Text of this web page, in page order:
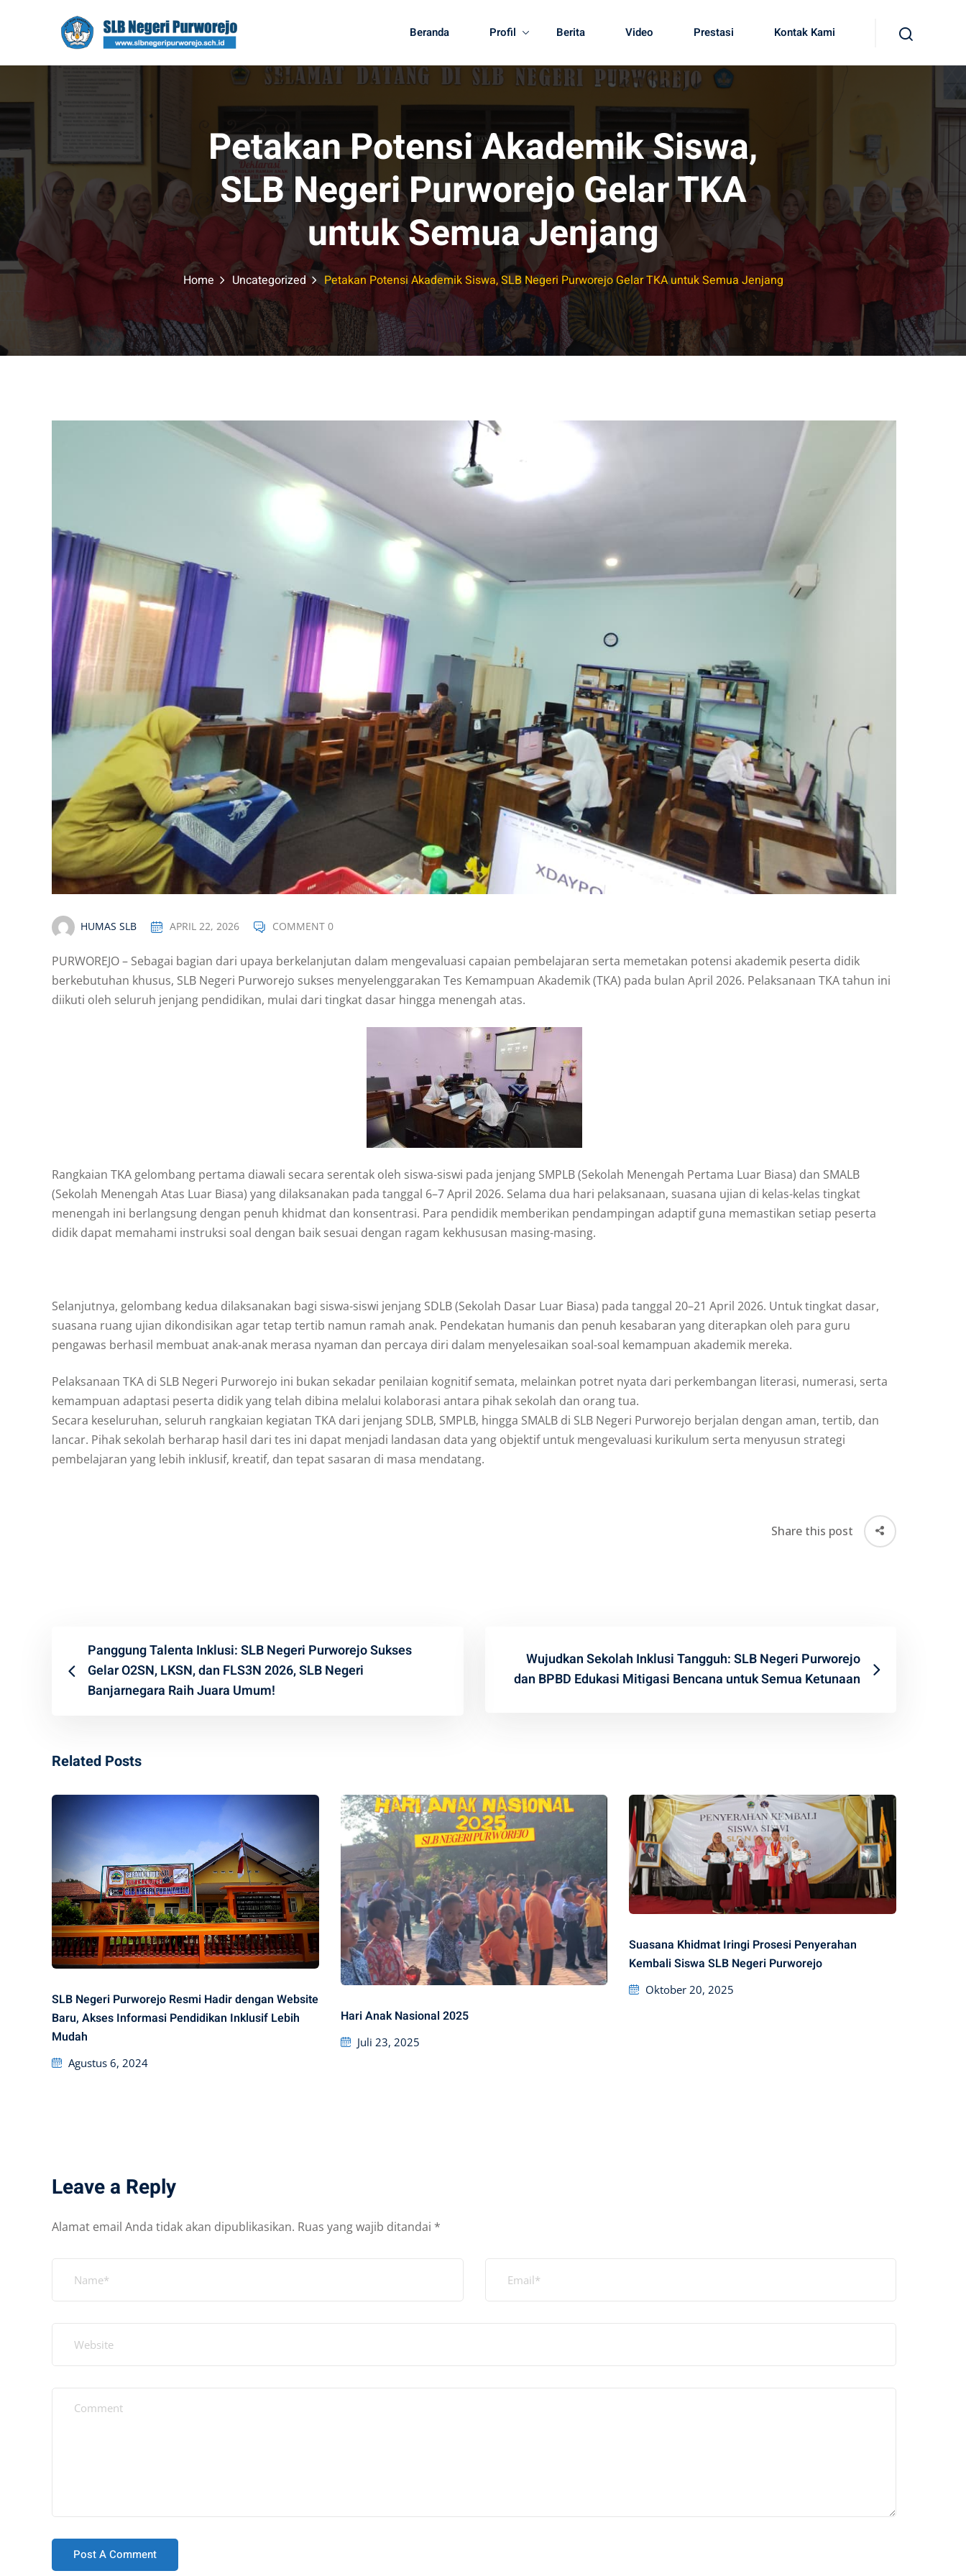
Beranda Profil Berita Video Prestasi Kontak Kami
Petakan Potensi Akademik Siswa,
SLB Negeri Purworejo Gelar TKA
untuk Semua Jenjang
Home Uncategorized Petakan Potensi Akademik Siswa, SLB Negeri Purworejo Gelar TKA untuk Semua Jenjang
HUMAS SLB APRIL 22, 2026 COMMENT 0
PURWOREJO – Sebagai bagian dari upaya berkelanjutan dalam mengevaluasi capaian pembelajaran serta memetakan potensi akademik peserta didik
berkebutuhan khusus, SLB Negeri Purworejo sukses menyelenggarakan Tes Kemampuan Akademik (TKA) pada bulan April 2026. Pelaksanaan TKA tahun ini
diikuti oleh seluruh jenjang pendidikan, mulai dari tingkat dasar hingga menengah atas.
Rangkaian TKA gelombang pertama diawali secara serentak oleh siswa-siswi pada jenjang SMPLB (Sekolah Menengah Pertama Luar Biasa) dan SMALB
(Sekolah Menengah Atas Luar Biasa) yang dilaksanakan pada tanggal 6–7 April 2026. Selama dua hari pelaksanaan, suasana ujian di kelas-kelas tingkat
menengah ini berlangsung dengan penuh khidmat dan konsentrasi. Para pendidik memberikan pendampingan adaptif guna memastikan setiap peserta
didik dapat memahami instruksi soal dengan baik sesuai dengan ragam kekhususan masing-masing.
Selanjutnya, gelombang kedua dilaksanakan bagi siswa-siswi jenjang SDLB (Sekolah Dasar Luar Biasa) pada tanggal 20–21 April 2026. Untuk tingkat dasar,
suasana ruang ujian dikondisikan agar tetap tertib namun ramah anak. Pendekatan humanis dan penuh kesabaran yang diterapkan oleh para guru
pengawas berhasil membuat anak-anak merasa nyaman dan percaya diri dalam menyelesaikan soal-soal kemampuan akademik mereka.
Pelaksanaan TKA di SLB Negeri Purworejo ini bukan sekadar penilaian kognitif semata, melainkan potret nyata dari perkembangan literasi, numerasi, serta
kemampuan adaptasi peserta didik yang telah dibina melalui kolaborasi antara pihak sekolah dan orang tua.
​Secara keseluruhan, seluruh rangkaian kegiatan TKA dari jenjang SDLB, SMPLB, hingga SMALB di SLB Negeri Purworejo berjalan dengan aman, tertib, dan
lancar. Pihak sekolah berharap hasil dari tes ini dapat menjadi landasan data yang objektif untuk mengevaluasi kurikulum serta menyusun strategi
pembelajaran yang lebih inklusif, kreatif, dan tepat sasaran di masa mendatang.
Share this post
Panggung Talenta Inklusi: SLB Negeri Purworejo Sukses
Gelar O2SN, LKSN, dan FLS3N 2026, SLB Negeri
Banjarnegara Raih Juara Umum!
Wujudkan Sekolah Inklusi Tangguh: SLB Negeri Purworejo
dan BPBD Edukasi Mitigasi Bencana untuk Semua Ketunaan
Related Posts
SLB Negeri Purworejo Resmi Hadir dengan Website
Baru, Akses Informasi Pendidikan Inklusif Lebih
Mudah
Posted
Agustus 6, 2024
Hari Anak Nasional 2025
Posted
Juli 23, 2025
Suasana Khidmat Iringi Prosesi Penyerahan
Kembali Siswa SLB Negeri Purworejo
Posted
Oktober 20, 2025
Leave a Reply
Alamat email Anda tidak akan dipublikasikan. Ruas yang wajib ditandai *